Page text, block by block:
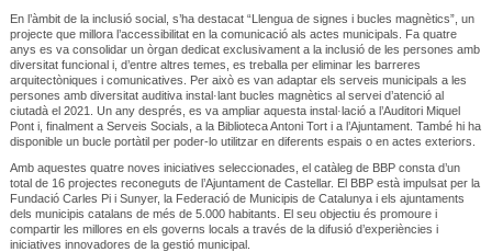
En l’àmbit de la inclusió social, s’ha destacat “Llengua de signes i bucles magnètics”, un
projecte que millora l’accessibilitat en la comunicació als actes municipals. Fa quatre
anys es va consolidar un òrgan dedicat exclusivament a la inclusió de les persones amb
diversitat funcional i, d’entre altres temes, es treballa per eliminar les barreres
arquitectòniques i comunicatives. Per això es van adaptar els serveis municipals a les
persones amb diversitat auditiva instal·lant bucles magnètics al servei d’atenció al
ciutadà el 2021. Un any després, es va ampliar aquesta instal·lació a l’Auditori Miquel
Pont i, finalment a Serveis Socials, a la Biblioteca Antoni Tort i a l’Ajuntament. També hi ha
disponible un bucle portàtil per poder-lo utilitzar en diferents espais o en actes exteriors.
Amb aquestes quatre noves iniciatives seleccionades, el catàleg de BBP consta d’un
total de 16 projectes reconeguts de l’Ajuntament de Castellar. El BBP està impulsat per la
Fundació Carles Pi i Sunyer, la Federació de Municipis de Catalunya i els ajuntaments
dels municipis catalans de més de 5.000 habitants. El seu objectiu és promoure i
compartir les millores en els governs locals a través de la difusió d’experiències i
iniciatives innovadores de la gestió municipal.